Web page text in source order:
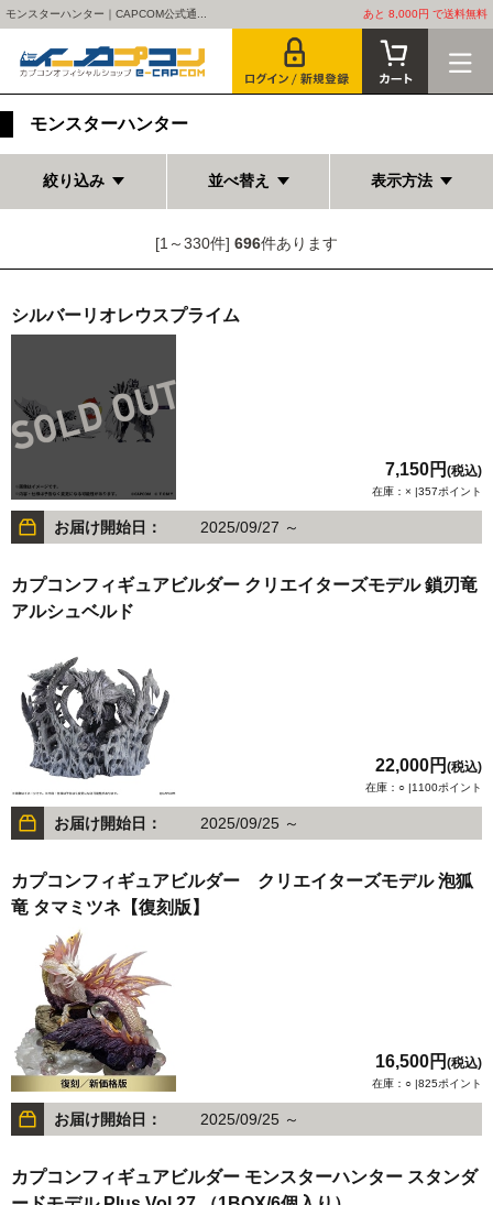
モンスターハンター｜CAPCOM公式通... あと 8,000円 で送料無料
モンスターハンター
絞り込み 並べ替え 表示方法
[1～330件] 696件あります
シルバーリオレウスプライム
7,150円 (税込)
在庫：× |357ポイント
お届け開始日： 2025/09/27 ～
カプコンフィギュアビルダー クリエイターズモデル 鎖刃竜
アルシュベルド
22,000円 (税込)
在庫：○ |1100ポイント
お届け開始日： 2025/09/25 ～
カプコンフィギュアビルダー クリエイターズモデル 泡狐
竜 タマミツネ【復刻版】
16,500円 (税込)
在庫：○ |825ポイント
お届け開始日： 2025/09/25 ～
カプコンフィギュアビルダー モンスターハンター スタンダ